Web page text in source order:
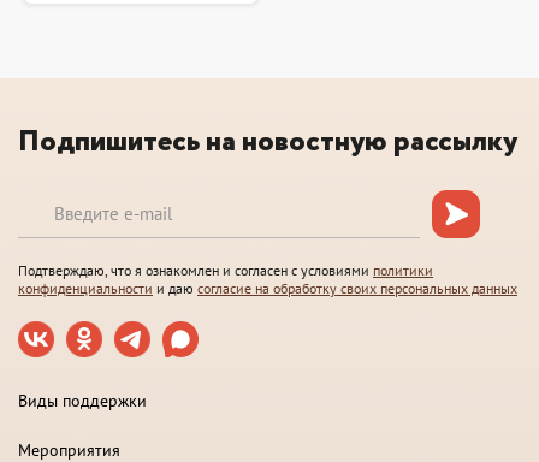
Подпишитесь на новостную рассылку
Подтверждаю, что я ознакомлен и согласен с условиями политики
конфиденциальности и даю согласие на обработку своих персональных данных
Виды поддержки
Мероприятия